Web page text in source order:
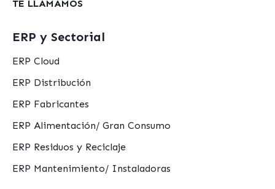
TE LLAMAMOS
ERP y Sectorial
ERP Cloud
ERP Distribución
ERP Fabricantes
ERP Alimentación/ Gran Consumo
ERP Residuos y Reciclaje
ERP Mantenimiento/ Instaladoras